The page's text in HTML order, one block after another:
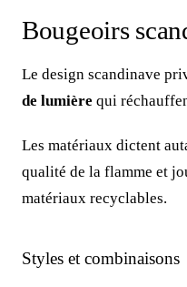
Bougeoirs
Le design scandinave
de lumière qui
Les matériaux dictent
qualité de la flamme et
matériaux recyclables.
Styles et combinaisons